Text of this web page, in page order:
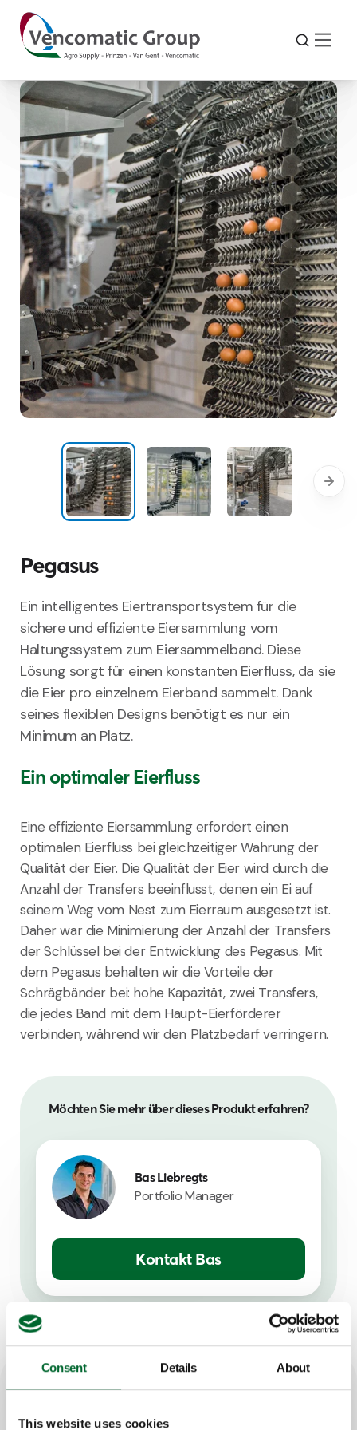
Consent Details About
This website uses cookies
Pegasus
Ein intelligentes Eiertransportsystem für die
sichere und effiziente Eiersammlung vom
Haltungssystem zum Eiersammelband. Diese
Lösung sorgt für einen konstanten Eierfluss, da sie
die Eier pro einzelnem Eierband sammelt. Dank
seines flexiblen Designs benötigt es nur ein
Minimum an Platz.
Ein optimaler Eierfluss
Eine effiziente Eiersammlung erfordert einen
optimalen Eierfluss beigleichzeitiger Wahrungder
Qualität der Eier. DieQualität der Eier wird durchdie
Anzahlder Transfers beeinflusst, denen einEiauf
seinemWegvom Nest zum Eierraum ausgesetzt ist.
Daherwar die MinimierungderAnzahlder Transfers
derSchlüsselbei der Entwicklung des Pegasus. Mit
demPegasus behalten wirdie Vorteile der
Schrägbänderbei: hohe Kapazität, zwei Transfers,
diejedes Band mit dem Haupt-Eierförderer
verbinden,während wirden Platzbedarf verringern.
Möchten Sie mehr über dieses Produkt erfahren?
Bas Liebregts
Portfolio Manager
Kontakt Bas